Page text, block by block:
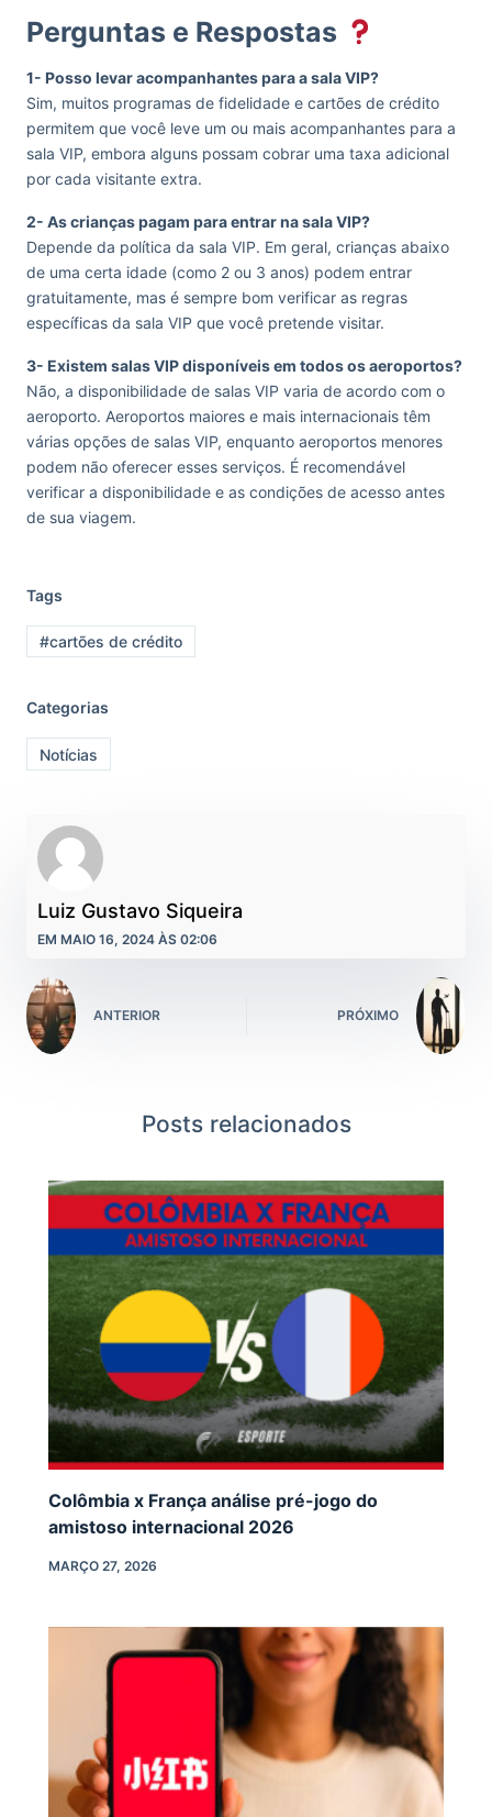
Perguntas e Respostas
1- Posso levar acompanhantes para a sala VIP?
Sim, muitos programas de fidelidade e cartões de crédito
permitem que você leve um ou mais acompanhantes para a
sala VIP, embora alguns possam cobrar uma taxa adicional
por cada visitante extra.
2- As crianças pagam para entrar na sala VIP?
Depende da política da sala VIP. Em geral, crianças abaixo
de uma certa idade (como 2 ou 3 anos) podem entrar
gratuitamente, mas é sempre bom verificar as regras
específicas da sala VIP que você pretende visitar.
3- Existem salas VIP disponíveis em todos os aeroportos?
Não, a disponibilidade de salas VIP varia de acordo com o
aeroporto. Aeroportos maiores e mais internacionais têm
várias opções de salas VIP, enquanto aeroportos menores
podem não oferecer esses serviços. É recomendável
verificar a disponibilidade e as condições de acesso antes
de sua viagem.
Tags
#cartões de crédito
Categorias
Notícias
Luiz Gustavo Siqueira
EM MAIO 16, 2024 ÀS 02:06
ANTERIOR PRÓXIMO
Posts relacionados
Colômbia x França análise pré-jogo do
amistoso internacional 2026
MARÇO 27, 2026